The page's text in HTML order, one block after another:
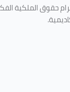
حقوق الملكية
.